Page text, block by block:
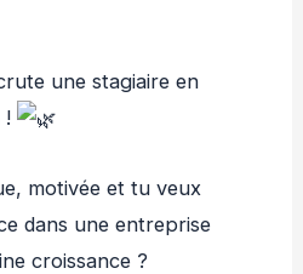
une stagiaire en
!
motivée et tu veux
dans une entreprise
croissance ?